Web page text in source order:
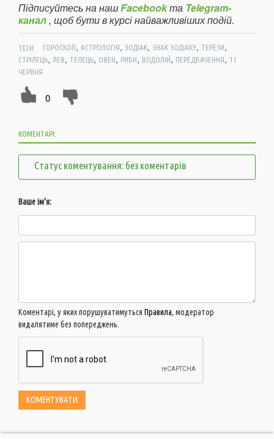
Підписуйтесь на нашFacebookта Telegram-
канал, щоб бути в курсі найважливіших подій.
ТЕГИ: ГОРОСКОП, АСТРОЛОГІЯ, ЗОДІАК, ЗНАК ЗОДІАКУ, ТЕРЕЗИ,
СТРІЛЕЦЬ, ЛЕВ, ТЕЛЕЦЬ, ОВЕН, РИБИ, ВОДОЛІЙ, ПЕРЕДБАЧЕННЯ, 11
ЧЕРВНЯ
0
КОМЕНТАРІ:
Статус коментування: без коментарів
Ваше ім'я:
Коментарі, у яких порушуватимуться Правила, модератор
видалятиме без попереджень.